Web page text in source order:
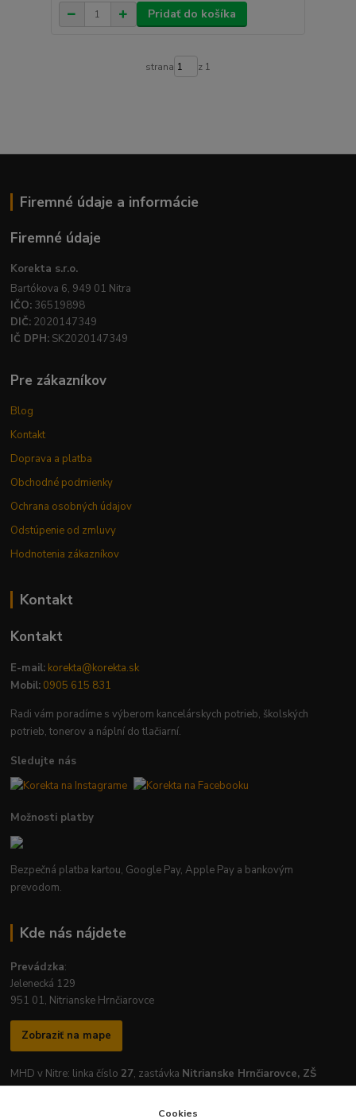
Pridať do košíka
strana z 1
Firemné údaje a informácie
Firemné údaje
Korekta s.r.o.
Bartókova 6, 949 01 Nitra
IČO: 36519898
DIČ: 2020147349
IČ DPH: SK2020147349
Pre zákazníkov
Blog
Kontakt
Doprava a platba
Obchodné podmienky
Ochrana osobných údajov
Odstúpenie od zmluvy
Hodnotenia zákazníkov
Kontakt
Kontakt
E-mail: korekta@korekta.sk
Mobil: 0905 615 831
Radi vám poradíme s výberom kancelárskych potrieb, školských
potrieb, tonerov a náplní do tlačiarní.
Sledujte nás
Možnosti platby
Bezpečná platba kartou, Google Pay, Apple Pay a bankovým
prevodom.
Kde nás nájdete
Prevádzka:
Jelenecká 129
951 01, Nitrianske Hrnčiarovce
Zobraziť na mape
MHD v Nitre: linka číslo 27, zastávka Nitrianske Hrnčiarovce, ZŠ
Cookies